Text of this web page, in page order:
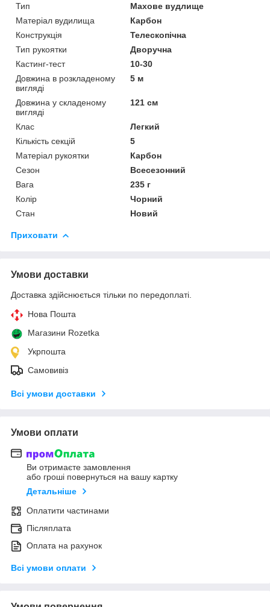
Тип
Махове вудлище
Матеріал вудилища
Карбон
Конструкція
Телескопічна
Тип рукоятки
Дворучна
Кастинг-тест
10-30
Довжина в розкладеному
вигляді
5 м
Довжина у складеному
вигляді
121 см
Клас
Легкий
Кількість секцій
5
Матеріал рукоятки
Карбон
Сезон
Всесезонний
Вага
235 г
Колір
Чорний
Стан
Новий
Приховати
Умови доставки
Доставка здійснюється тільки по передоплаті.
Нова Пошта
Магазини Rozetka
Укрпошта
Самовивіз
Всі умови доставки
Умови оплати
Ви отримаєте замовлення
або гроші повернуться на вашу картку
Детальніше
Оплатити частинами
Післяплата
Оплата на рахунок
Всі умови оплати